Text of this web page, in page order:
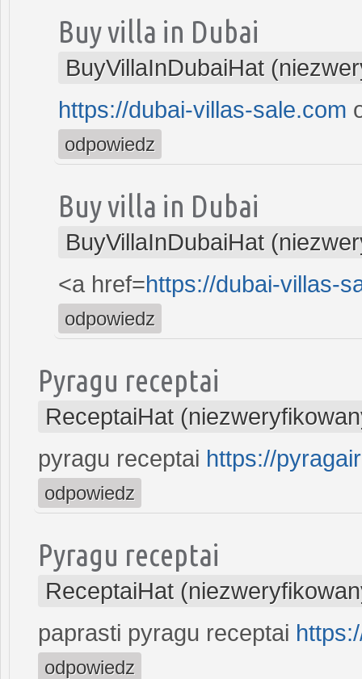
Buy villa in Dubai
BuyVillaInDubaiHat
https://dubai-villas-sale.com
odpowiedz
Buy villa in Dubai
BuyVillaInDubaiHat
<a href=https://dubai-villas-
odpowiedz
Pyragu receptai
ReceptaiHat
pyragu receptai https://
odpowiedz
Pyragu receptai
ReceptaiHat
paprasti pyragu receptai
odpowiedz